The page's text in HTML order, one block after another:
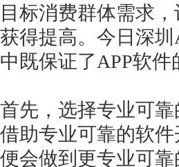
目标消费群体需求
获得提高。今日深
中既保证了APP软
首先，选择专业可靠
借助专业可靠的软
便会做到更专业可